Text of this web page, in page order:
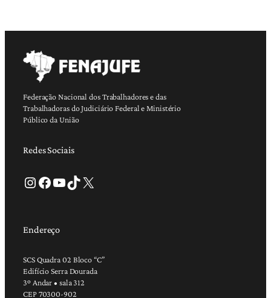
Federação Nacional dos Trabalhadores e das
Trabalhadoras do Judiciário Federal e Ministério
Público da União
Redes Sociais
Instagram Facebook Youtube TikTok X
Endereço
SCS Quadra 02 Bloco “C”
Edifício Serra Dourada
3º Andar • sala 312
CEP 70300-902